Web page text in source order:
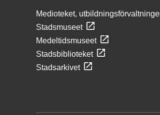
Medioteket,
Stadsmuseet
Medeltidsmuseet
Stadsbiblioteket
Stadsarkivet